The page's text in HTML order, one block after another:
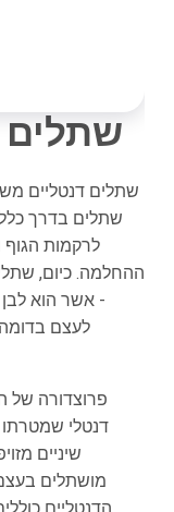
שתלים
שתלים דנטליים
שתלים בדרך
לרקמות
ההחלמה. כיום,
- אשר הוא לבן
לעצם בדומה
פרוצדורה של
דנטלי
שיניים
מושתלים